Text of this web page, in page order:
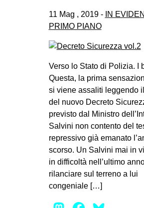
11 Mag , 2019 - IN
PRIMO PIANO
Verso lo Stato di Polizia. I
Questa, la prima
si viene assaliti leggendo
del nuovo Decreto
previsto dal Ministro
Salvini non contento del
repressivo già emanato
scorso. Un Salvini mai in
in difficoltà nell’ultimo
rilanciare sul terreno a lui
congeniale […]